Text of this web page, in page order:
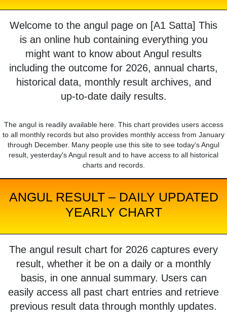
Welcome to the angul page on [A1 Satta] This
is an online hub containing everything you
might want to know about Angul results
including the outcome for 2026, annual charts,
historical data, monthly result archives, and
up-to-date daily results.
The angul is readily available here. This chart provides users access
to all monthly records but also provides monthly access from January
through December. Many people use this site to see today's Angul
result, yesterday's Angul result and to have access to all historical
charts and records.
ANGUL RESULT – DAILY UPDATED
YEARLY CHART
The angul result chart for 2026 captures every
result, whether it be on a daily or a monthly
basis, in one annual summary. Users can
easily access all past chart entries and retrieve
previous result data through monthly updates.